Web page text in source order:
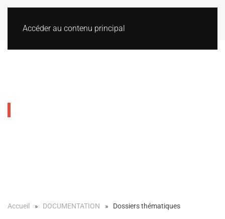
Accéder au contenu principal
Accueil DOCUMENTATION Dossiers thématiques